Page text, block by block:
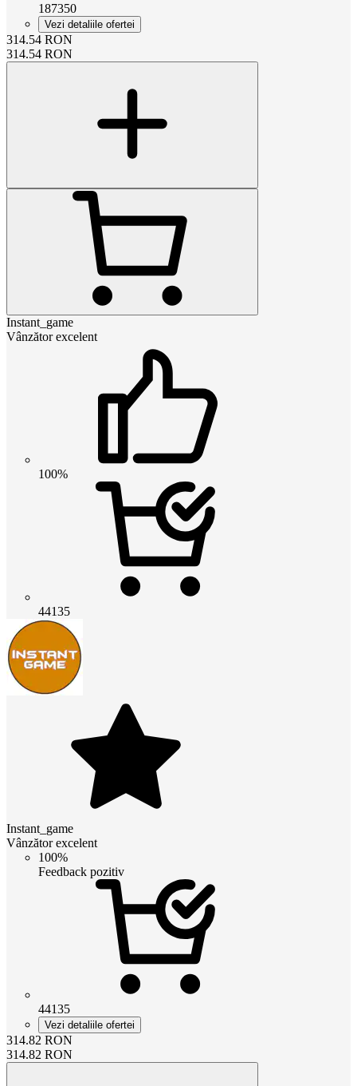
187350
Vezi detaliile ofertei
314.54 RON
314.54 RON
Instant_game
Vânzător excelent
100%
44135
Instant_game
Vânzător excelent
100%
Feedback pozitiv
44135
Vezi detaliile ofertei
314.82 RON
314.82 RON